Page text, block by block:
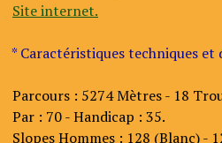
Site internet.
* Caractéristiques techniques et
Parcours : 5274 Mètres - 18
Par : 70 - Handicap : 35.
Slopes Hommes : 128 (Blanc) -